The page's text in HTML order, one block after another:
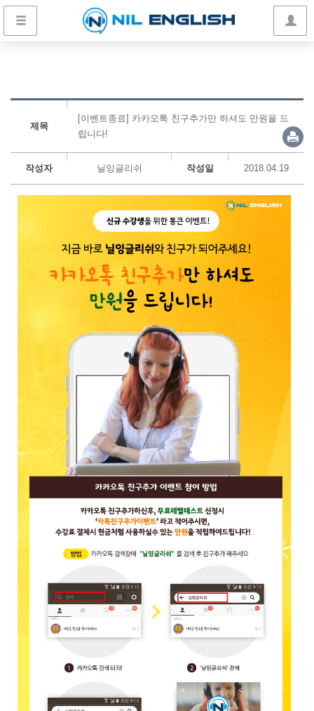
제목
[이벤트종료] 카카오톡 친구추가만 하셔도 만원을 드
립니다!
작성자 닐잉글리쉬 작성일 2018.04.19